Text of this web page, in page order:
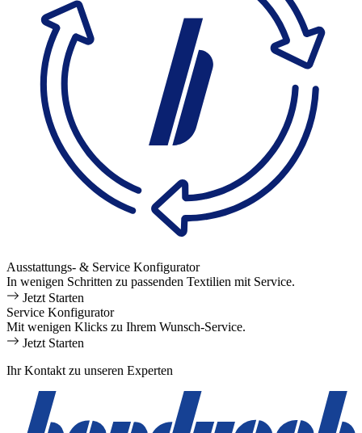
Ausstattungs- & Service Konfigurator
In wenigen Schritten zu passenden Textilien mit Service.
Jetzt Starten
Service Konfigurator
Mit wenigen Klicks zu Ihrem Wunsch-Service.
Jetzt Starten
Ihr Kontakt zu unseren Experten